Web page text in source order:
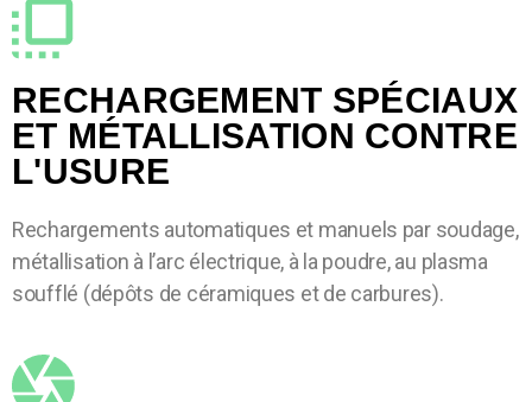
RECHARGEMENT SPÉCIAUX
ET MÉTALLISATION CONTRE
L'USURE
Rechargements automatiques et manuels par soudage,
métallisation à l’arc électrique, à la poudre, au plasma
soufflé (dépôts de céramiques et de carbures).